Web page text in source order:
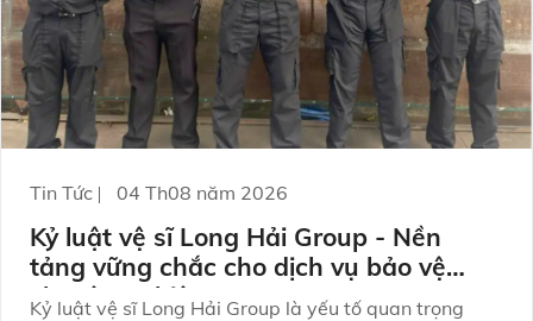
Tin Tức 04 Th08 năm 2026
Kỷ luật vệ sĩ Long Hải Group - Nền
tảng vững chắc cho dịch vụ bảo vệ
chuyên nghiệp
Kỷ luật vệ sĩ Long Hải Group là yếu tố quan trọng